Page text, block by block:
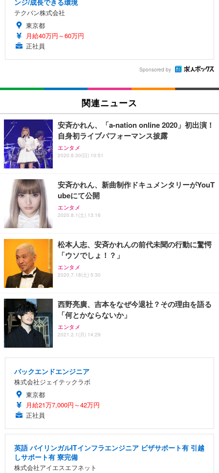
ンジ/成長できる環境
テクバン株式会社
東京都
月給40万円～60万円
正社員
Sponsored by
関連ニュース
安斉かれん、「a-nation online 2020」初出演！
自身初ライブパフォーマンス披露
エンタメ
2020.8.30(日) 10:51
安斉かれん、新曲制作ドキュメンタリーがYouT
ubeにて公開
エンタメ
2020.8.1(土) 13:16
松本人志、安斉かれんの前代未聞の行動に驚愕
「ウソでしょ！？」
エンタメ
2020.7.18(土) 5:30
西野亮廣、吉本をなぜ今退社？その理由を語る
「何とかならないか」
エンタメ
2021.2.1(月) 14:29
バックエンドエンジニア
株式会社ジェイテックラボ
東京都
月給21万7,000円～42万円
正社員
英語 バイリンガルITインフラエンジニア ビザサポート有 引越
しサポート有 寮完備
株式会社アイエスエフネット